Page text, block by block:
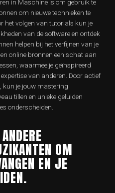
in Maschine is om gebruik te
om nieuwe technieken te
het volgen van tutorials kun je
van de software en ontdek
helpen bij het verfijnen van je
online bronnen een schat aan
waarmee je geïnspireerd
van anderen. Door actief
kun je jouw mastering
tillen en unieke geluiden
onderscheiden.
OM
EN JE